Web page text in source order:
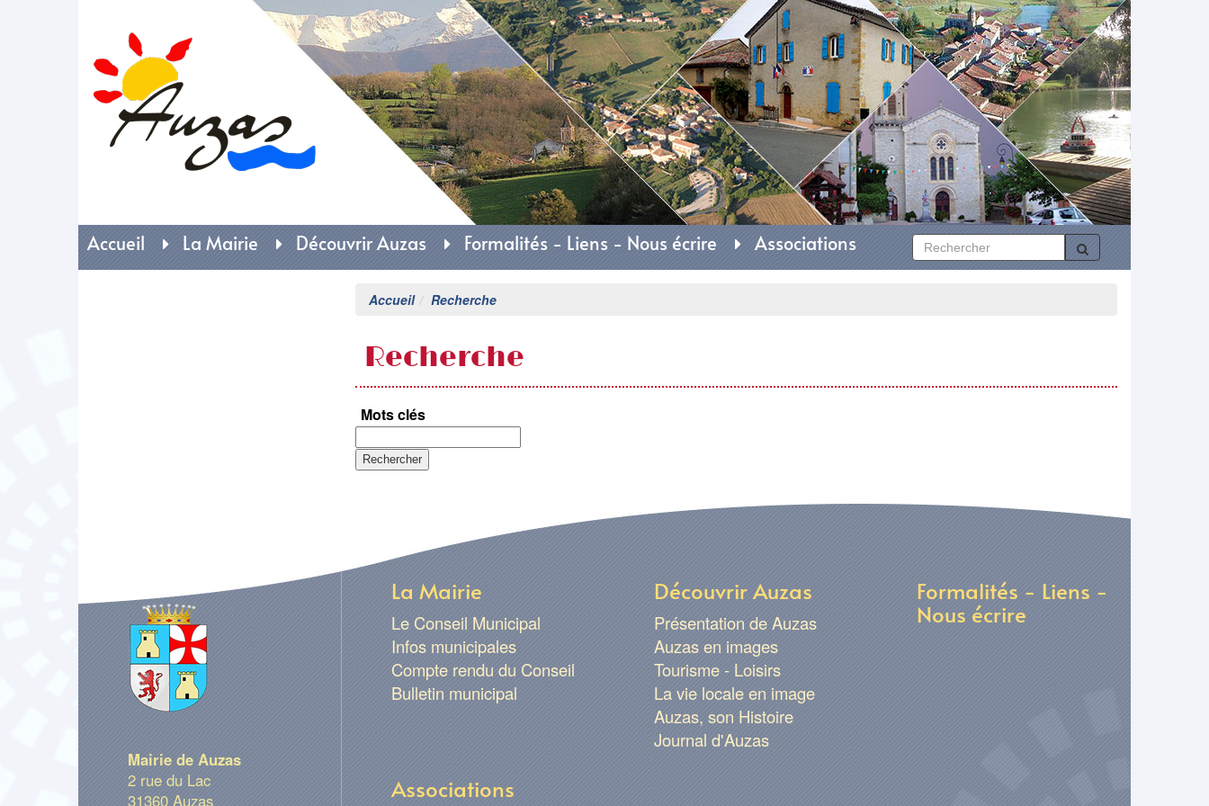
Mairie d'Auzas
Accueil La Mairie Découvrir Auzas Formalités - Liens - Nous écrire Associations
Accueil Recherche
Recherche
Mots clés
Mairie de Auzas
2 rue du Lac
31360 Auzas
La Mairie
Le Conseil Municipal
Infos municipales
Compte rendu du Conseil
Bulletin municipal
Découvrir Auzas
Présentation de Auzas
Auzas en images
Tourisme - Loisirs
La vie locale en image
Auzas, son Histoire
Journal d'Auzas
Formalités - Liens -
Nous écrire
Associations